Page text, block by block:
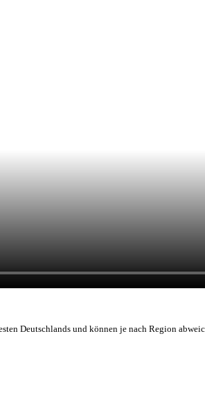
Deutschlands und können je nach Region